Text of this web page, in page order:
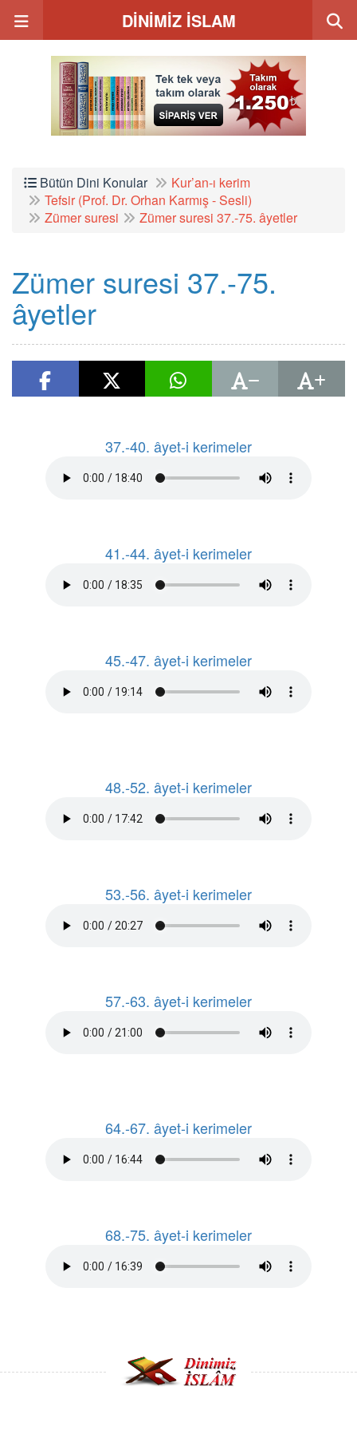
DİNİMİZ İSLAM
Bütün Dini Konular
Kur’an-ı kerim
Tefsir (Prof. Dr. Orhan Karmış - Sesli)
Zümer suresi
Zümer suresi 37.-75. âyetler
Zümer suresi 37.-75.
âyetler
37.-40. âyet-i kerimeler
41.-44. âyet-i kerimeler
45.-47. âyet-i kerimeler
48.-52. âyet-i kerimeler
53.-56. âyet-i kerimeler
57.-63. âyet-i kerimeler
64.-67. âyet-i kerimeler
68.-75. âyet-i kerimeler